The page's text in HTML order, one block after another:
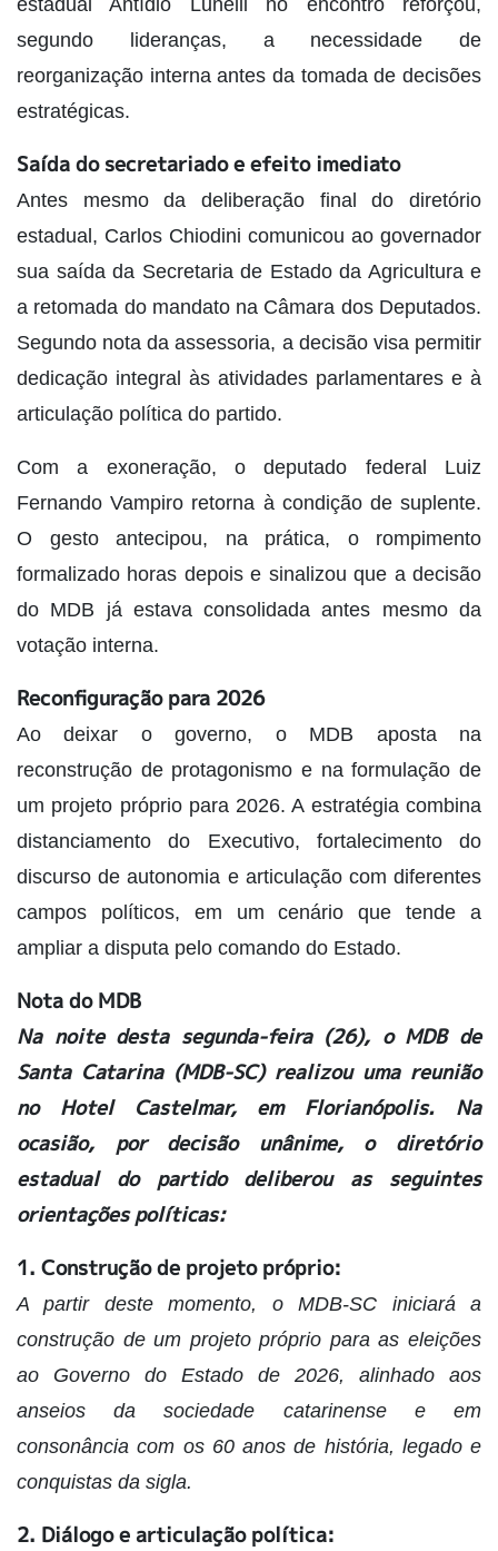
estadual Antídio Lunelli no encontro reforçou,
segundo lideranças, a necessidade de
reorganização interna antes da tomada de decisões
estratégicas.
Saída do secretariado e efeito imediato
Antes mesmo da deliberação final do diretório
estadual, Carlos Chiodini comunicou ao governador
sua saída da Secretaria de Estado da Agricultura e
a retomada do mandato na Câmara dos Deputados.
Segundo nota da assessoria, a decisão visa permitir
dedicação integral às atividades parlamentares e à
articulação política do partido.
Com a exoneração, o deputado federal Luiz
Fernando Vampiro retorna à condição de suplente.
O gesto antecipou, na prática, o rompimento
formalizado horas depois e sinalizou que a decisão
do MDB já estava consolidada antes mesmo da
votação interna.
Reconfiguração para 2026
Ao deixar o governo, o MDB aposta na
reconstrução de protagonismo e na formulação de
um projeto próprio para 2026. A estratégia combina
distanciamento do Executivo, fortalecimento do
discurso de autonomia e articulação com diferentes
campos políticos, em um cenário que tende a
ampliar a disputa pelo comando do Estado.
Nota do MDB
Na noite desta segunda-feira (26), o MDB de
Santa Catarina (MDB-SC) realizou uma reunião
no Hotel Castelmar, em Florianópolis. Na
ocasião, por decisão unânime, o diretório
estadual do partido deliberou as seguintes
orientações políticas:
1. Construção de projeto próprio:
A partir deste momento, o MDB-SC iniciará a
construção de um projeto próprio para as eleições
ao Governo do Estado de 2026, alinhado aos
anseios da sociedade catarinense e em
consonância com os 60 anos de história, legado e
conquistas da sigla.
2. Diálogo e articulação política: